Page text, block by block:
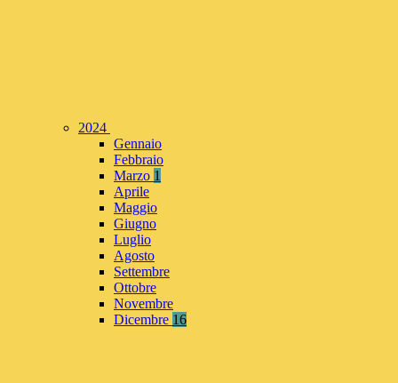
2024
Gennaio
Febbraio
Marzo 1
Aprile
Maggio
Giugno
Luglio
Agosto
Settembre
Ottobre
Novembre
Dicembre 16